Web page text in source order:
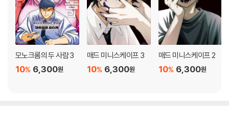
모노크롬의 두 사람 3
6,300원
10%
매드 미니스케이프 3
6,300원
10%
매드 미니스케이프 2
6,300원
10%